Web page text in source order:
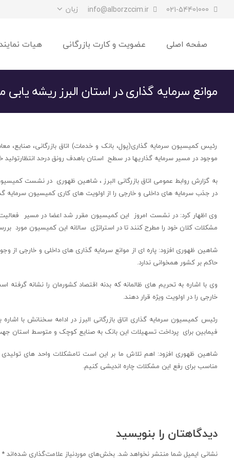
021-54401000
info@alborzccim.ir زبان
صفحه اصلی عضویت و کارت بازرگانی هیات
موانع سرمایه گذاری در استان البرز ریشه
رئیس کمیسیون‌ سرمایه گذاری(پول، بانک و خدمات) اتاق بازرگانی،
موجود در مسیر سرمایه گذاریها در سطح استان باهدف رونق درحد انتظارتولید
به گزارش روابط عمومی اتاق بازرگانی البرز ، شاهین ظهوری در نشست
در جذب سرمایه های داخلی و خارجی‌ را از اولویت های کاری کمیسیون سرمایه
وی اظهار کرد: در نشست امروز این کمیسیون مقرر شد اعضا در مسیر
مشکلات کلان خود را مطرح کنند تا در استراتژی سالانه این کمیسیون مورد
شاهین ظهوری افزود: پاره ای از موانع سرمایه گذاری های داخلی و خارجی از
حاکم بر کشور همخوانی ندارد.
وی با اشاره به تحریم های ظالمانه که بدنه اقتصاد کشورمان را نشانه
خارجی را در اولویت ویژه قرار دهند.
رئیس کمیسیون سرمایه گذاری اتاق بازرگانی البرز در ادامه سخنانش با
فیمابین برای پرداخت تسهیلات این بانک به صنایع کوچک و متوسط استان
شاهین ظهوری افزود: اهم تلاش ما بر این است تامشکلات واحد های تولیدی
مناسب برای رفع این مشکلات چاره اندیشی کنیم.
دیدگاهتان را بنویسید
نشانی ایمیل شما منتشر نخواهد شد. بخش‌های موردنیاز علامت‌گذاری شده‌اند*